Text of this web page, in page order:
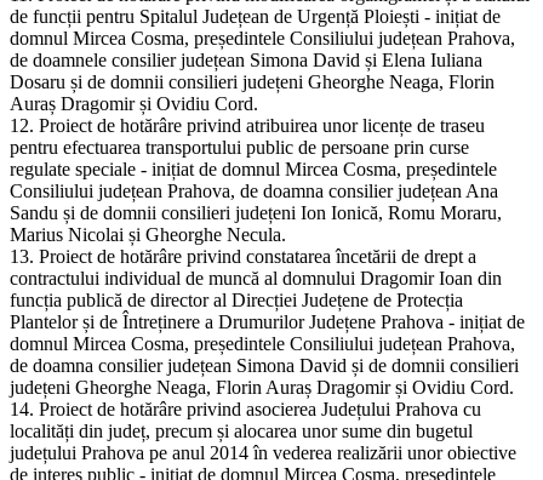
de funcții pentru Spitalul Județean de Urgență Ploiești - inițiat de
domnul Mircea Cosma, președintele Consiliului județean Prahova,
de doamnele consilier județean Simona David și Elena Iuliana
Dosaru și de domnii consilieri județeni Gheorghe Neaga, Florin
Auraș Dragomir și Ovidiu Cord.
12. Proiect de hotărâre privind atribuirea unor licențe de traseu
pentru efectuarea transportului public de persoane prin curse
regulate speciale - inițiat de domnul Mircea Cosma, președintele
Consiliului județean Prahova, de doamna consilier județean Ana
Sandu și de domnii consilieri județeni Ion Ionică, Romu Moraru,
Marius Nicolai și Gheorghe Necula.
13. Proiect de hotărâre privind constatarea încetării de drept a
contractului individual de muncă al domnului Dragomir Ioan din
funcția publică de director al Direcției Județene de Protecția
Plantelor și de Întreținere a Drumurilor Județene Prahova - inițiat de
domnul Mircea Cosma, președintele Consiliului județean Prahova,
de doamna consilier județean Simona David și de domnii consilieri
județeni Gheorghe Neaga, Florin Auraș Dragomir și Ovidiu Cord.
14. Proiect de hotărâre privind asocierea Județului Prahova cu
localități din județ, precum și alocarea unor sume din bugetul
județului Prahova pe anul 2014 în vederea realizării unor obiective
de interes public - inițiat de domnul Mircea Cosma, președintele